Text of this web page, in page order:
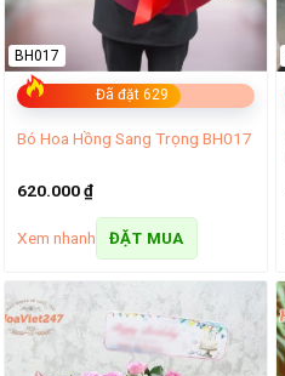
Đã đặt 629
BH017
Bó Hoa Hồng Sang Trọng BH017
620.000₫
Xem nhanh ĐẶT MUA